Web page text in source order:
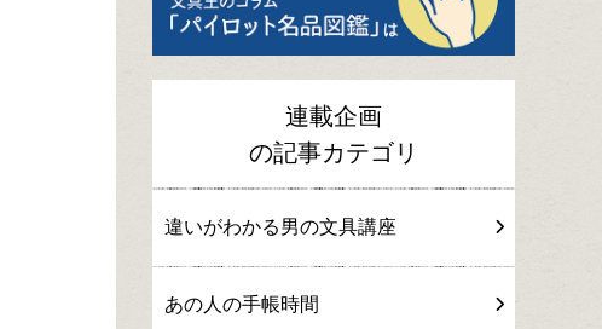
連載企画
の記事カテゴリ
違いがわかる男の文具講座
あの人の手帳時間